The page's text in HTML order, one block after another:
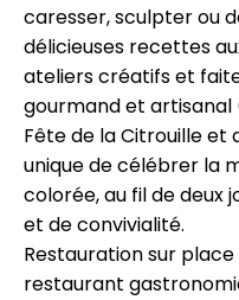
caresser, sculpter ou
délicieuses recettes
ateliers créatifs et
gourmand et artisanal
Fête de la Citrouille et
unique de célébrer la
colorée, au fil de deux
et de convivialité.
Restauration sur
restaurant